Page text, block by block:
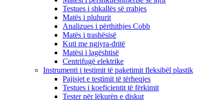
Testues i shkallës së rrahjes
Matës i pluhurit
Analizues i përthithjes Cobb
Matës i trashësisë
Kuti me ngjyra-dritë
Matësi i lagështisë
Centrifugë elektrike
Instrumenti i testimit të paketimit fleksibël plastik
Pajisjet e testimit të tërheqjes
Testues i koeficientit të fërkimit
Tester për lëkurën e diskut